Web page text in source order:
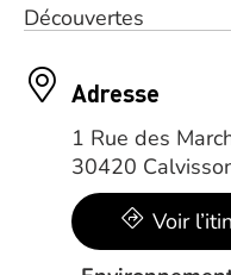
Adresse
1 Rue des
30420
Voir